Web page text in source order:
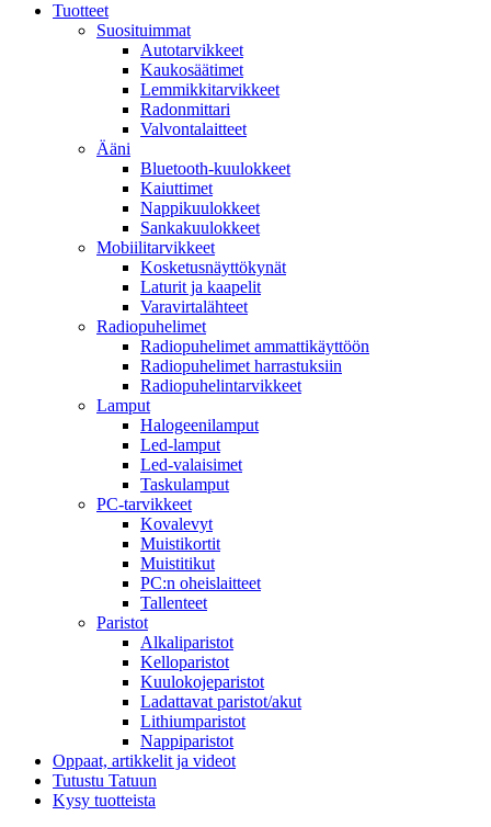
Tuotteet
Suosituimmat
Autotarvikkeet
Kaukosäätimet
Lemmikkitarvikkeet
Radonmittari
Valvontalaitteet
Ääni
Bluetooth-kuulokkeet
Kaiuttimet
Nappikuulokkeet
Sankakuulokkeet
Mobiilitarvikkeet
Kosketusnäyttökynät
Laturit ja kaapelit
Varavirtalähteet
Radiopuhelimet
Radiopuhelimet ammattikäyttöön
Radiopuhelimet harrastuksiin
Radiopuhelintarvikkeet
Lamput
Halogeenilamput
Led-lamput
Led-valaisimet
Taskulamput
PC-tarvikkeet
Kovalevyt
Muistikortit
Muistitikut
PC:n oheislaitteet
Tallenteet
Paristot
Alkaliparistot
Kelloparistot
Kuulokojeparistot
Ladattavat paristot/akut
Lithiumparistot
Nappiparistot
Oppaat, artikkelit ja videot
Tutustu Tatuun
Kysy tuotteista